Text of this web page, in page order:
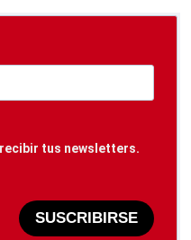
tus newsletters.
SUSCRIBIRSE